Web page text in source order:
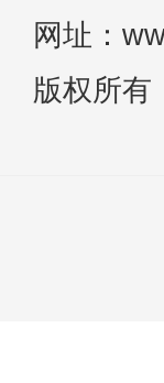
网址：
版权所有